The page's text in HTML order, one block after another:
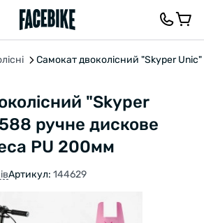
Самокат двоколісний "Skyper
"Skyper
ручне дискове
PU 200мм
Артикул: 144629
ВІДГУКИ ТА ЗАПИТАННЯ